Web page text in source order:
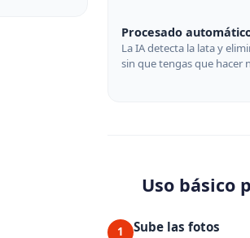
Procesado
La IA detecta la lata y
sin que tengas que hacer
Uso básico
1 Sube las fotos